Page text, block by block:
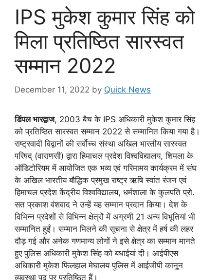
IPS मुकेश कुमार सिंह को
मिला प्रतिष्ठित सारस्वत
सम्मान 2022
December 11, 2022 by Quick News
डिंपल भारद्वाज, 2003 बैच के IPS अधिकारी मुकेश कुमार सिंह
को प्रतिष्ठित सारस्वत सम्मान 2022 से सम्मानित किया गया है।
राष्ट्रवादी विद्वानों की सर्वोच्च संस्था अखिल भारतीय सारस्वत
परिषद् (वाराणसी) द्वारा हिमाचल प्रदेश विश्वविद्यालय, शिमला के
ऑडिटोरियम में आयोजित एक भव्य एवं गरिमामय कार्यक्रम में संघ
के अखिल भारतीय बौद्धिक प्रमुख राष्ट्र ऋषि स्वांत रंजन एवं
हिमाचल प्रदेश केंद्रीय विश्वविद्यालय, धर्मशाला के कुलपति प्रो.
सत प्रकाश वंशवाद ने उन्हें यह सम्मान प्रदान किया। देश के
विभिन्न प्रदेशों से विभिन्न क्षेत्रों में अग्रणी 21 अन्य विभूतियां भी
सम्मानित हुईं। सम्मान मिलने की सूचना से क्षेत्र में हर्ष की लहर
दौड़ गई और अनेक गणमान्य लोगों ने इसे क्षेत्र का सम्मान मानते
हुए पुलिस अधिकारी मुकेश सिंह को बधाईयां दी। आईपीएस
अधिकारी मुकेश फिलहाल मेघालय पुलिस में आईजीपी कानून
व्यवस्था पद पर प्रतिष्ठित हैं।